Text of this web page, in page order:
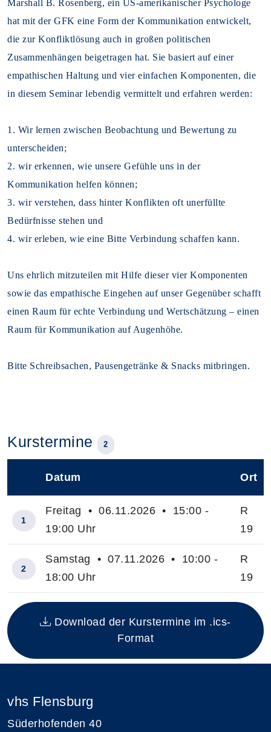
Marshall B. Rosenberg, ein US-amerikanischer Psychologe
hat mit der GFK eine Form der Kommunikation entwickelt,
die zur Konfliktlösung auch in großen politischen
Zusammenhängen beigetragen hat. Sie basiert auf einer
empathischen Haltung und vier einfachen Komponenten, die
in diesem Seminar lebendig vermittelt und erfahren werden:
1. Wir lernen zwischen Beobachtung und Bewertung zu
unterscheiden;
2. wir erkennen, wie unsere Gefühle uns in der
Kommunikation helfen können;
3. wir verstehen, dass hinter Konflikten oft unerfüllte
Bedürfnisse stehen und
4. wir erleben, wie eine Bitte Verbindung schaffen kann.
Uns ehrlich mitzuteilen mit Hilfe dieser vier Komponenten
sowie das empathische Eingehen auf unser Gegenüber schafft
einen Raum für echte Verbindung und Wertschätzung – einen
Raum für Kommunikation auf Augenhöhe.
Bitte Schreibsachen, Pausengetränke & Snacks mitbringen.
Kurstermine 2
Insgesamt gibt es 2 Termine zum diesen Kurs
Datum Ort
1
Freitag • 06.11.2026 • 15:00 -
19:00 Uhr
R
19
2
Samstag • 07.11.2026 • 10:00 -
18:00 Uhr
R
19
Download der Kurstermine im .ics-
Format
vhs Flensburg
Süderhofenden 40